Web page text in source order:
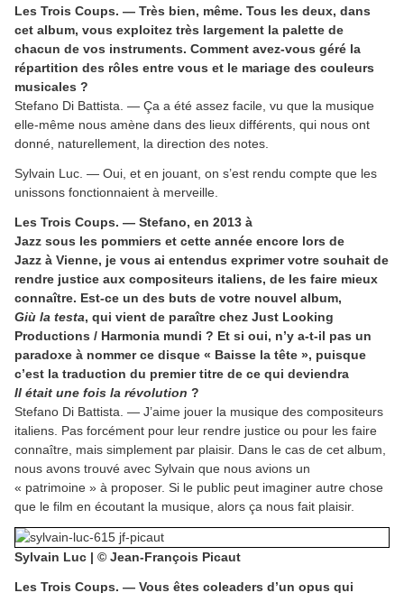
Les Trois Coups. — Très bien, même. Tous les deux, dans
cet album, vous exploitez très largement la palette de
chacun de vos instruments. Comment avez-vous géré la
répartition des rôles entre vous et le mariage des couleurs
musicales ?
Stefano Di Battista. — Ça a été assez facile, vu que la musique
elle-même nous amène dans des lieux différents, qui nous ont
donné, naturellement, la direction des notes.
Sylvain Luc. — Oui, et en jouant, on s’est rendu compte que les
unissons fonctionnaient à merveille.
Les Trois Coups. — Stefano, en 2013 à
Jazz sous les pommiers et cette année encore lors de
Jazz à Vienne, je vous ai entendus exprimer votre souhait de
rendre justice aux compositeurs italiens, de les faire mieux
connaître. Est-ce un des buts de votre nouvel album,
Giù la testa, qui vient de paraître chez Just Looking
Productions / Harmonia mundi ? Et si oui, n’y a-t-il pas un
paradoxe à nommer ce disque « Baisse la tête », puisque
c’est la traduction du premier titre de ce qui deviendra
Il était une fois la révolution ?
Stefano Di Battista. — J’aime jouer la musique des compositeurs
italiens. Pas forcément pour leur rendre justice ou pour les faire
connaître, mais simplement par plaisir. Dans le cas de cet album,
nous avons trouvé avec Sylvain que nous avions un
« patrimoine » à proposer. Si le public peut imaginer autre chose
que le film en écoutant la musique, alors ça nous fait plaisir.
Sylvain Luc | © Jean-François Picaut
Les Trois Coups. — Vous êtes coleaders d’un opus qui